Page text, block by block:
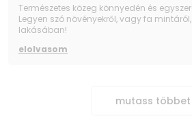
Természetes közeg könnyedén és
Legyen szó növényekről, vagy fa
lakásában!
elolvasom
mutass többet